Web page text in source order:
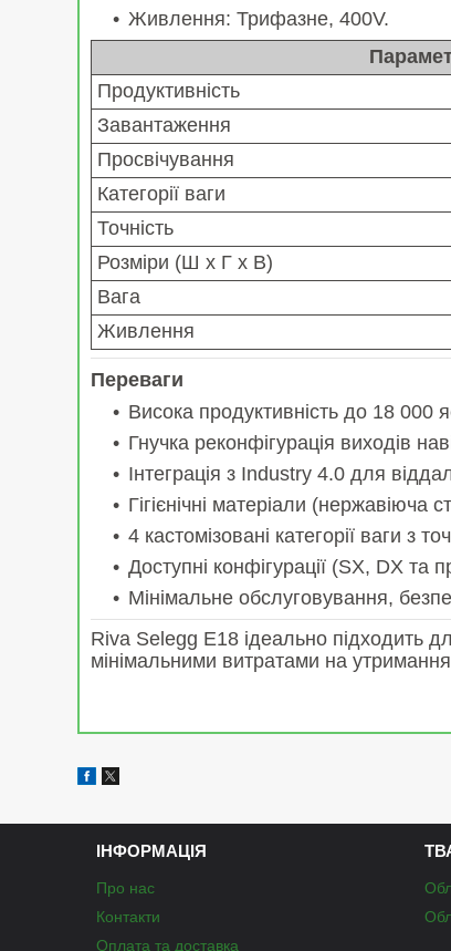
Живлення: Трифазне, 400V.
Продуктивність
Завантаження
Просвічування
Категорії ваги
Точність
Розміри (Ш x Г x В)
Вага
Живлення
Переваги
Висока продуктивність до 18 000
Гнучка реконфігурація виходів
Інтеграція з Industry 4.0 для
Гігієнічні матеріали
4 кастомізовані категорії ваги з
Доступні конфігурації (SX, DX та
Мінімальне обслуговування,
Riva Selegg E18 ідеально підходить
мінімальними витратами на
ІНФОРМАЦІЯ
Про нас
Контакти
Оплата та доставка